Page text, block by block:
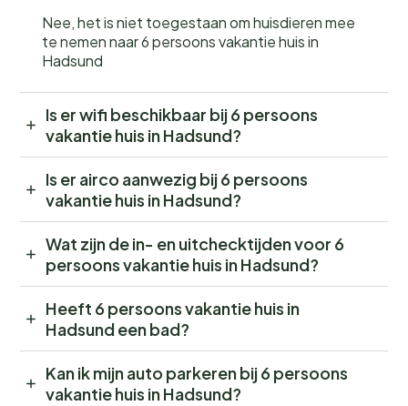
Nee, het is niet toegestaan om huisdieren mee
te nemen naar 6 persoons vakantie huis in
Hadsund
Is er wifi beschikbaar bij 6 persoons
vakantie huis in Hadsund?
Is er airco aanwezig bij 6 persoons
vakantie huis in Hadsund?
Wat zijn de in- en uitchecktijden voor 6
persoons vakantie huis in Hadsund?
Heeft 6 persoons vakantie huis in
Hadsund een bad?
Kan ik mijn auto parkeren bij 6 persoons
vakantie huis in Hadsund?